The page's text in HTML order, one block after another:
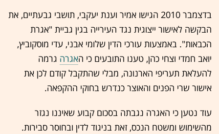
‏‎‎בדצמבר 2010 הגישו אמיר וענת יעקבי, תושבי גבעתיים, את
הבקשה לאישור ייצוגית נגד העירייה בגין גביית "אגרת
הכבאות". באמצעות עורכי הדין שלומי אבני, עדי מוסקוביץ,
יואב חמדי וצחי כהן, טענו התובעים כי האגרה גרמה
להעלאת תעריפי הארנונה, מבלי שהתקבל קודם לכן את
אישור שרי הפנים והאוצר כנדרש בחוקי ההקפאה.
עוד נטען כי האגרה נגבתה בסכום קבוע שאיננו נגזר
מהשימוש ומשטח הנכס, זאת בניגוד לדין ובחוסר סבירות.